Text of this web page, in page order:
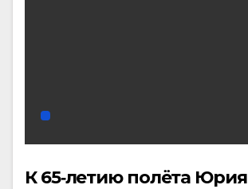
К 65‑летию полёта Юрия